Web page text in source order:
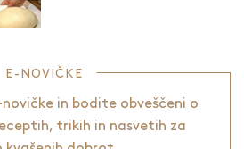
E-NOVIČKE
in bodite obveščeni o
trikih in nasvetih za